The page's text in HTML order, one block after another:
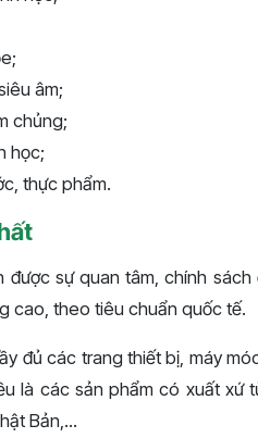
âm;
chủng;
học;
thực phẩm.
được sự quan tâm, chính
cao, theo tiêu chuẩn quốc tế.
đủ các trang thiết bị, máy
là các sản phẩm có xuất
Bản,...